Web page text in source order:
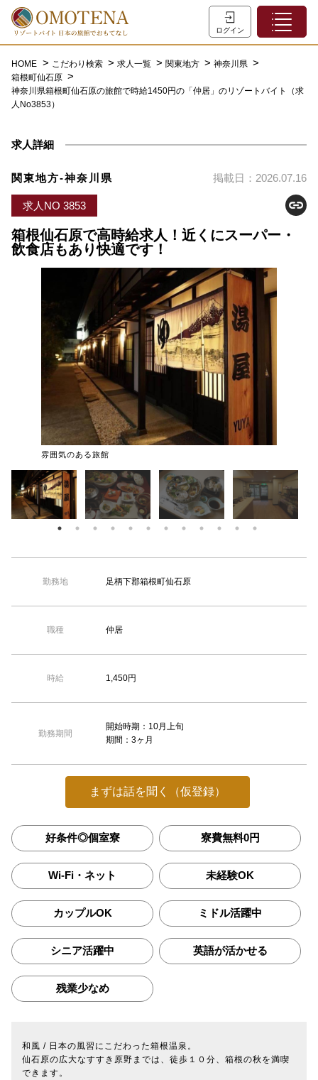
ログイン
ホーム
特集一覧
主な職種
会員登録
0120-932-959
【TEL受付】9:30～18:00 土日・祝日定休
HOME こだわり検索 求人一覧 関東地方
神奈川県
箱根町仙石原
神奈川県箱根町仙石原の旅館で時給1450円の「仲居」のリゾートバイト（求
人No3853）
求人詳細
関東地方-神奈川県 掲載日：2026.07.16
求人NO 3853
箱根仙石原で高時給求人！近くにスーパー・
飲食店もあり快適です！
雰囲気のある旅館
勤務地 足柄下郡箱根町仙石原
職種 仲居
時給 1,450円
勤務期間
開始時期：10月上旬
期間：3ヶ月
まずは話を聞く（仮登録）
好条件◎個室寮 寮費無料0円
Wi-Fi・ネット 未経験OK
カップルOK ミドル活躍中
シニア活躍中 英語が活かせる
残業少なめ
和風 / 日本の風習にこだわった箱根温泉。
仙石原の広大なすすき原野までは、徒歩１０分、箱根の秋を満喫
できます。